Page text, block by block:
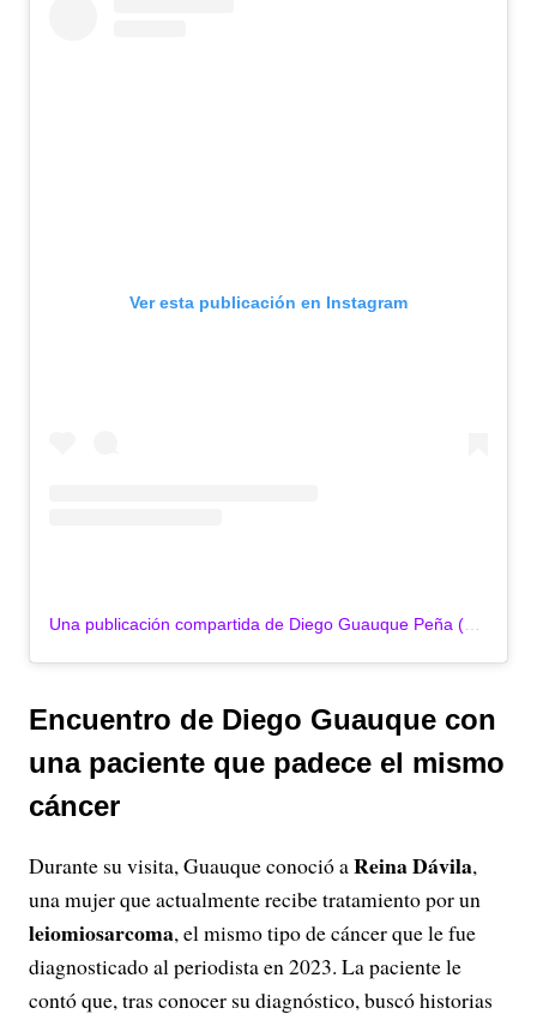
Ver esta publicación en Instagram
Encuentro de Diego Guauque con
una paciente que padece el mismo
cáncer
Durante su visita, Guauque conoció aReina Dávila,
una mujer que actualmente recibe tratamiento por un
leiomiosarcoma, el mismo tipo de cáncer que le fue
diagnosticado al periodista en 2023. La paciente le
contó que, tras conocer su diagnóstico, buscó historias